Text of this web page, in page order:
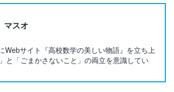
マスオ
サイト『高校数学の美しい物語』を立ち上
と「ごまかさないこと」の両立を意識してい